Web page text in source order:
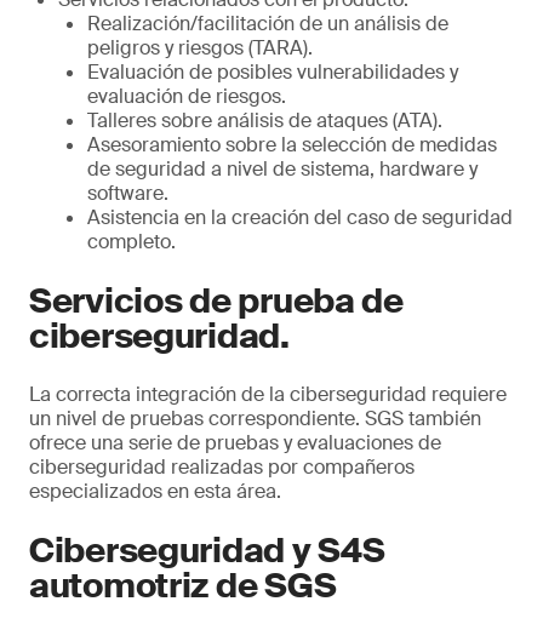
Realización/facilitación de un análisis de
peligros y riesgos (TARA).
Evaluación de posibles vulnerabilidades y
evaluación de riesgos.
Talleres sobre análisis de ataques (ATA).
Asesoramiento sobre la selección de medidas
de seguridad a nivel de sistema, hardware y
software.
Asistencia en la creación del caso de seguridad
completo.
Servicios de prueba de
ciberseguridad.
La correcta integración de la ciberseguridad requiere
un nivel de pruebas correspondiente. SGS también
ofrece una serie de pruebas y evaluaciones de
ciberseguridad realizadas por compañeros
especializados en esta área.
Ciberseguridad y S4S
automotriz de SGS